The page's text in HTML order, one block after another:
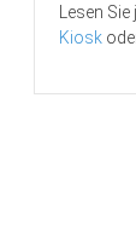
Lesen
Kiosk